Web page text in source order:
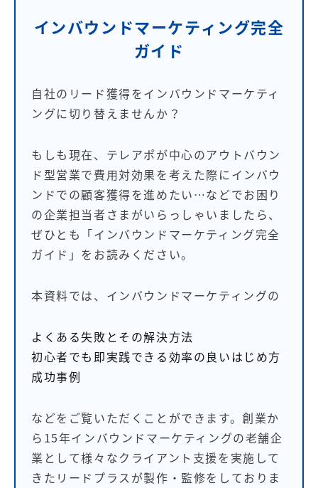
インバウンドマーケティング完全
ガイド
自社のリード獲得をインバウンドマーケティ
ングに切り替えませんか？
もしも現在、テレアポが中心のアウトバウン
ド型営業で費用対効果を考えた際にインバウ
ンドでの顧客獲得を進めたい…などでお困り
の企業担当者さまがいらっしゃいましたら、
ぜひとも「インバウンドマーケティング完全
ガイド」をお読みください。
本資料では、インバウンドマーケティングの
よくある失敗とその解決方法
初心者でも即実践できる効率の良いはじめ方
成功事例
などをご覧いただくことができます。創業か
ら15年インバウンドマーケティングの老舗企
業として様々なクライアント支援を実施して
きたリードプラスが製作・監修をしておりま